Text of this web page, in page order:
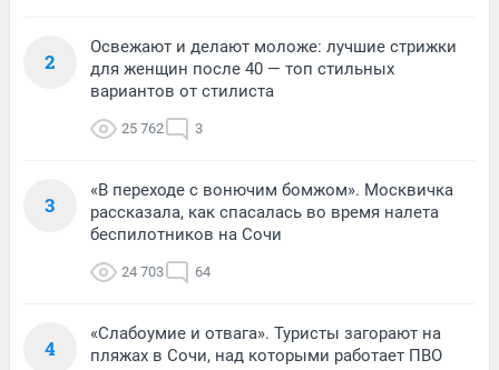
2
Освежают и делают моложе: лучшие стрижки
для женщин после 40 — топ стильных
вариантов от стилиста
25 762 3
3
«В переходе с вонючим бомжом». Москвичка
рассказала, как спасалась во время налета
беспилотников на Сочи
24 703 64
4
«Слабоумие и отвага». Туристы загорают на
пляжах в Сочи, над которыми работает ПВО